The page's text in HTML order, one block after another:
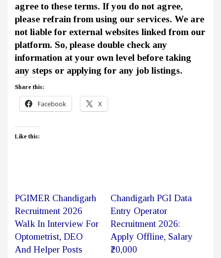
agree to these terms. If you do not agree,
please refrain from using our services. We are
not liable for external websites linked from our
platform. So, please double check any
information at your own level before taking
any steps or applying for any job listings.
Share this:
Facebook X
Like this:
PGIMER Chandigarh
Recruitment 2026
Walk In Interview For
Optometrist, DEO
And Helper Posts
Chandigarh PGI Data
Entry Operator
Recruitment 2026:
Apply Offline, Salary
₹20,000